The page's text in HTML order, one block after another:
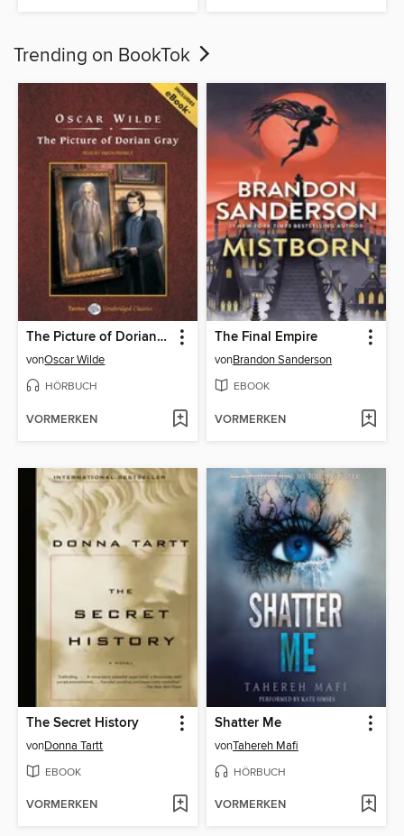
Trending on BookTok
The Picture of Dorian Gray, with eBook
vonOscar Wilde
HÖRBUCH
VORMERKEN
The Final Empire
vonBrandon Sanderson
EBOOK
VORMERKEN
The Secret History
vonDonna Tartt
EBOOK
VORMERKEN
Shatter Me
vonTahereh Mafi
HÖRBUCH
VORMERKEN